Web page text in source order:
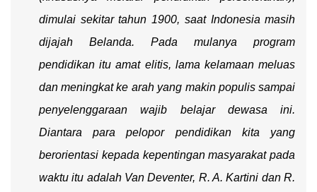
dimulai sekitar tahun 1900, saat Indonesia masih
dijajah Belanda. Pada mulanya program
pendidikan itu amat elitis, lama kelamaan meluas
dan meningkat ke arah yang makin populis sampai
penyelenggaraan wajib belajar dewasa ini.
Diantara para pelopor pendidikan kita yang
berorientasi kepada kepentingan masyarakat pada
waktu itu adalah Van Deventer, R. A. Kartini dan R.